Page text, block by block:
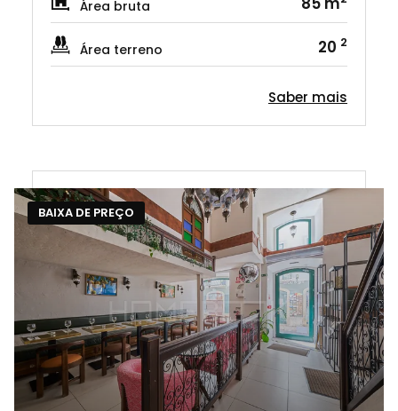
Área bruta
Área terreno 20 2
Saber mais
BAIXA DE PREÇO